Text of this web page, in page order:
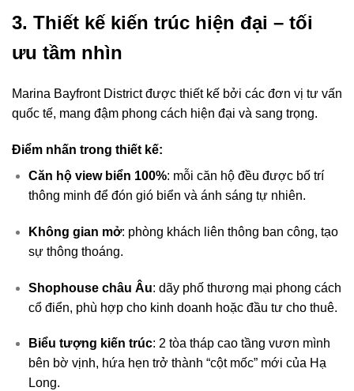
3. Thiết kế kiến trúc hiện đại – tối
ưu tầm nhìn
Marina Bayfront District được thiết kế bởi các đơn vị tư vấn
quốc tế, mang đậm phong cách hiện đại và sang trọng.
Điểm nhấn trong thiết kế:
Căn hộ view biển 100%: mỗi căn hộ đều được bố trí
thông minh để đón gió biển và ánh sáng tự nhiên.
Không gian mở: phòng khách liên thông ban công, tạo
sự thông thoáng.
Shophouse châu Âu: dãy phố thương mại phong cách
cổ điển, phù hợp cho kinh doanh hoặc đầu tư cho thuê.
Biểu tượng kiến trúc: 2 tòa tháp cao tầng vươn mình
bên bờ vịnh, hứa hẹn trở thành “cột mốc” mới của Hạ
Long.